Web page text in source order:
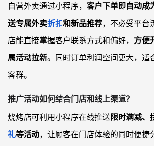
自营外卖通过小程序， 客户下单即自动成
送专属外卖折扣和新品推荐，不必受平台
店能直接掌握客户联系方式和偏好， 方便
属活动拉新。同时订单利润空间更大，适
客群。
推广活动如何结合门店和线上渠道？
烧烤店可利用小程序在线推送限时满减、
礼等活动，让顾客在门店体验的同时便捷